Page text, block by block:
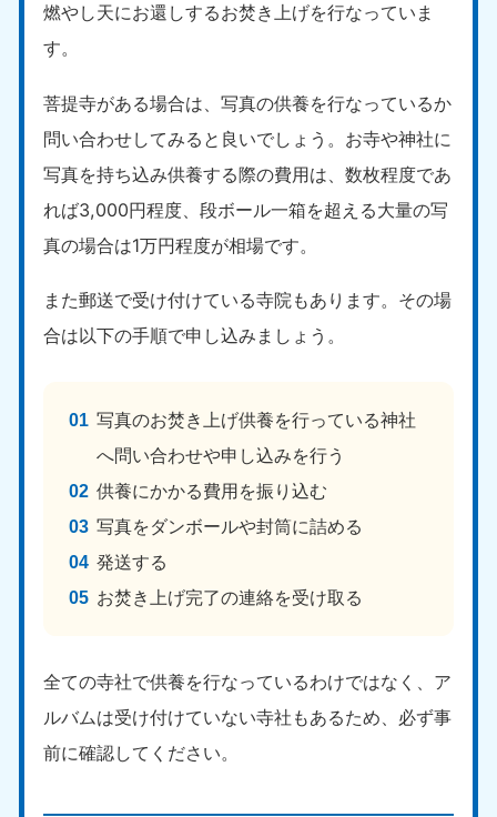
燃やし天にお還しするお焚き上げを行なっていま
す。
菩提寺がある場合は、写真の供養を行なっているか
問い合わせしてみると良いでしょう。お寺や神社に
写真を持ち込み供養する際の費用は、数枚程度であ
れば3,000円程度、段ボール一箱を超える大量の写
真の場合は1万円程度が相場です。
また郵送で受け付けている寺院もあります。その場
合は以下の手順で申し込みましょう。
写真のお焚き上げ供養を行っている神社
へ問い合わせや申し込みを行う
供養にかかる費用を振り込む
写真をダンボールや封筒に詰める
発送する
お焚き上げ完了の連絡を受け取る
全ての寺社で供養を行なっているわけではなく、ア
ルバムは受け付けていない寺社もあるため、必ず事
前に確認してください。
北海道・東北
北海道
050-1881-5277
9:00〜19:00 年中無休
050-1881-5276
9:00〜19:00 年中無休
050-1881-5274
9:00〜19:00 年中無休
050-1881-5275
9:00〜19:00 年中無休
山形県